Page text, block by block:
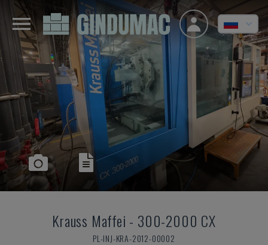
Krauss Maffei - 300-2000 CX
PL-INJ-KRA-2012-00002